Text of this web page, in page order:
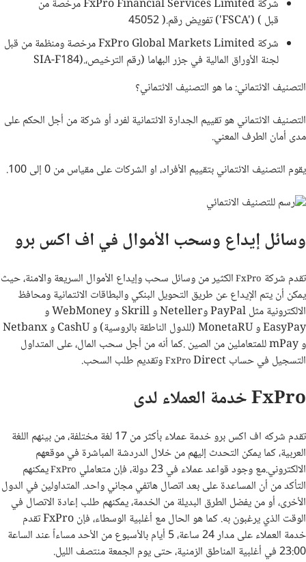
شركةFxPro Financial Services Limitedمرخصة من
قبل ('FSCA') (تفويض رقم45052 ).
شركةFxPro Global Markets Limitedمرخصة ومنظمة من قبل
لجنة الأوراق المالية في جزر البهاما (رقم الترخيص،SIA-F184).
التصنيف الائتماني: ما هو التصنيف الائتماني؟
التصنيف الائتماني هو تقييم الجدارة الائتمانية لفرد أو شركة من أجل الحكم على
مدى أمان الطرف المعني.
يقوم التصنيف الائتماني بتقييم الأفراد، او الشركات على مقياس من 0 إلى 100.
وسائل إيداع وسحب الأموال في اف اكس برو
تقدم شركة FxProالكثير من وسائل سحب وإيداع الأموال السريعة والامنة، حيث
يمكن أن يتم الإيداع عن طريق التحويل البنكي والبطاقات الائتمانية ومحافظ
الالكترونية مثل PayPal وNeteller و Skrill و WebMoney و
EasyPay و MonetaRU (للدول الناطقة بالروسية) و CashU و Netbanx
و mPay للمتعاملين من الصين
.كما أنه من أجل سحب المال، على المتداول
التسجيل في حساب
FxProDirect وتقديم طلب السحب.
FxPro خدمة العملاء لدى
تقدم شركه اف اكس برو خدمة عملاء بأكثر من 17 لغة مختلفة، من بينهم اللغة
العربية، كما يمكن التحدث إليهم من خلال الدردشة المباشرة في موقعهم
الالكتروني.مع وجود قواعد عملاء في 23 دولة، فإن متعاملي
FxProيمكنهم
التأكد من أن المساعدة على بعد اتصال هاتفي مجاني واحد. المتداولين في الدول
الأخرى، أو من يفضل الطرق البديلة من الخدمة، يمكنهم طلب إعادة الاتصال في
الوقت الذي يرغبون به. كما هو الحال مع أغلبية الوسطاء، فإن FxPro تقدم
خدمة العملاء على مدار 24 ساعة، 5 أيام بالأسبوع من الأحد مساءاً عند الساعة
23:00 في أغلبية المناطق الزمنية، حتى يوم الجمعة منتصف الليل.